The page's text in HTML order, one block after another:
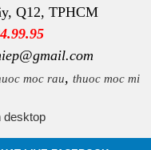
Q12, TPHCM
moc rau, thuoc moc mi
desktop